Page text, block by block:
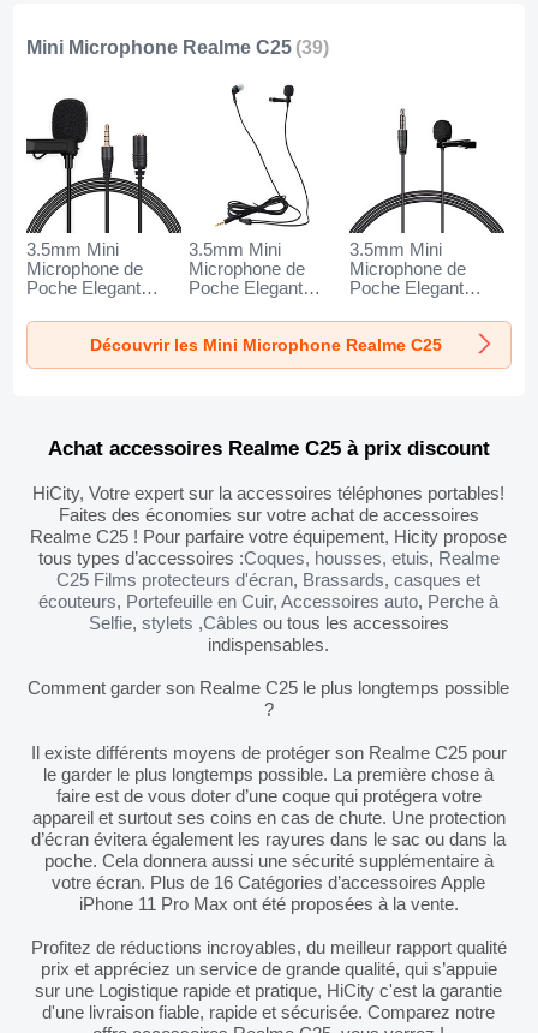
Mini Microphone Realme C25 (39)
3.5mm Mini
Microphone de
Poche Elegant
Parleur K06 pour
Realme C25 Noir
3.5mm Mini
Microphone de
Poche Elegant
Parleur K05 pour
Realme C25 Noir
3.5mm Mini
Microphone de
Poche Elegant
Parleur K08 pour
Realme C25 Noir
Découvrir les Mini Microphone Realme C25
Achat accessoires Realme C25 à prix discount
HiCity, Votre expert sur la accessoires téléphones portables!
Faites des économies sur votre achat de accessoires
Realme C25 ! Pour parfaire votre équipement, Hicity propose
tous types d’accessoires :Coques, housses, etuis, Realme
C25 Films protecteurs d'écran, Brassards,casques et
écouteurs, Portefeuille en Cuir,Accessoires auto, Perche à
Selfie, stylets ,Câbles ou tous les accessoires
indispensables.
Comment garder son Realme C25 le plus longtemps possible
?
Il existe différents moyens de protéger son Realme C25 pour
le garder le plus longtemps possible. La première chose à
faire est de vous doter d’une coque qui protégera votre
appareil et surtout ses coins en cas de chute. Une protection
d’écran évitera également les rayures dans le sac ou dans la
poche. Cela donnera aussi une sécurité supplémentaire à
votre écran. Plus de 16 Catégories d’accessoires Apple
iPhone 11 Pro Max ont été proposées à la vente.
Profitez de réductions incroyables, du meilleur rapport qualité
prix et appréciez un service de grande qualité, qui s’appuie
sur une Logistique rapide et pratique, HiCity c'est la garantie
d'une livraison fiable, rapide et sécurisée. Comparez notre